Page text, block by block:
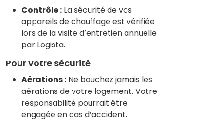
Contrôle : La sécurité de vos
appareils de chauffage est vérifiée
lors de la visite d’entretien annuelle
par Logista.
Pour votre sécurité
Aérations : Ne bouchez jamais les
aérations de votre logement. Votre
responsabilité pourrait être
engagée en cas d’accident.